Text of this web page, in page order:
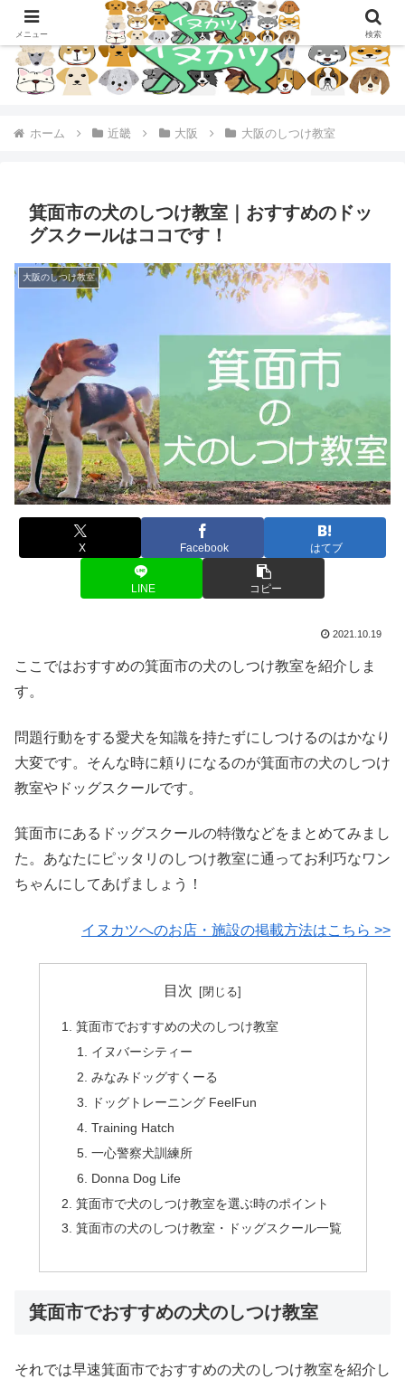
ホーム 近畿 大阪 大阪のしつけ教室
箕面市の犬のしつけ教室｜おすすめのドッ
グスクールはココです！
大阪のしつけ教室
X Facebook はてブ
LINE コピー
2021.10.19
ここではおすすめの箕面市の犬のしつけ教室を紹介しま
す。
問題行動をする愛犬を知識を持たずにしつけるのはかなり
大変です。そんな時に頼りになるのが箕面市の犬のしつけ
教室やドッグスクールです。
箕面市にあるドッグスクールの特徴などをまとめてみまし
た。あなたにピッタリのしつけ教室に通ってお利巧なワン
ちゃんにしてあげましょう！
イヌカツへのお店・施設の掲載方法はこちら >>
目次
箕面市でおすすめの犬のしつけ教室
イヌバーシティー
みなみドッグすくーる
ドッグトレーニング FeelFun
Training Hatch
一心警察犬訓練所
Donna Dog Life
箕面市で犬のしつけ教室を選ぶ時のポイント
箕面市の犬のしつけ教室・ドッグスクール一覧
箕面市でおすすめの犬のしつけ教室
それでは早速箕面市でおすすめの犬のしつけ教室を紹介し
メニュー 検索